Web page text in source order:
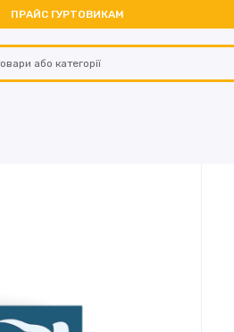
ПРАЙС ГУРТОВИКАМ